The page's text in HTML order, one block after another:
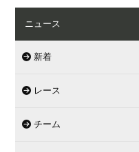
ニュース
新着
レース
チーム